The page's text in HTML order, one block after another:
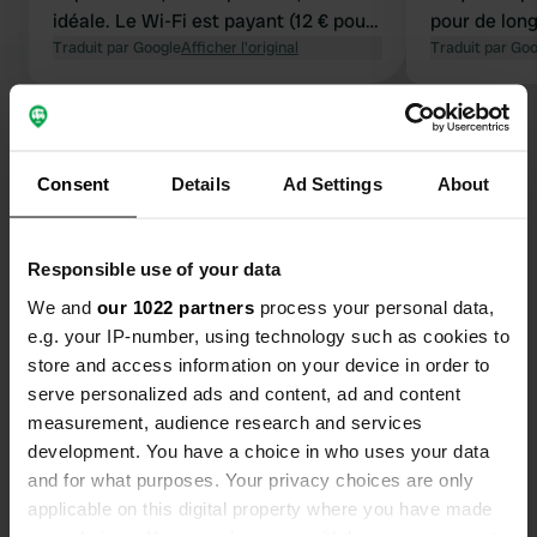
Consent Details Ad Settings About
Responsible use of your data
We and our 1022 partners process your personal data,
e.g. your IP-number, using technology such as cookies to
store and access information on your device in order to
serve personalized ads and content, ad and content
measurement, audience research and services
development. You have a choice in who uses your data
and for what purposes. Your privacy choices are only
applicable on this digital property where you have made
idéale. Le Wi-Fi est payant (12 € pour
4 nuits). Le prix est de 27 €, ce qui est
très raisonnable pour un camping
Traduit par GoogleAfficher l'original
pour de
réserver à
spacieux
différentes.
propres
sûr et
Traduit par
Contact
Emplacement
Carrer Joan Fuster 25
12560, Benicàssim, Espagne